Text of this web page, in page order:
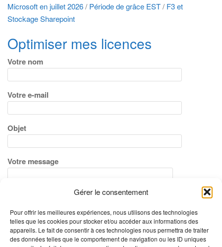
Gérer le consentement
Pour offrir les meilleures expériences, nous utilisons des technologies
telles que les cookies pour stocker et/ou accéder aux informations des
appareils. Le fait de consentir à ces technologies nous permettra de traiter
des données telles que le comportement de navigation ou les ID uniques
Microsoft en juillet 2026/ Période de grâce EST/ F3 et
Stockage Sharepoint
Optimiser mes licences
Votre nom
Votre e-mail
Objet
Votre message